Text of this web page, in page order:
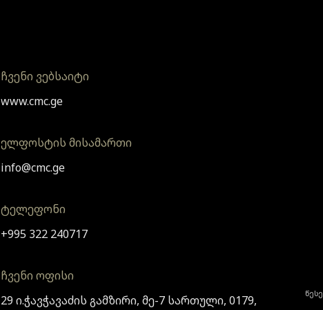
ჩვენი ვებსაიტი
www.cmc.ge
ელფოსტის მისამართი
info@cmc.ge
ტელეფონი
+995 322 240717
ჩვენი ოფისი
29 ი.ჭავჭავაძის გამზირი, მე-7 სართული, 0179,